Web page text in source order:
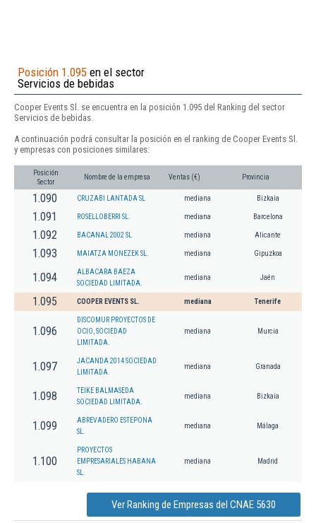
Posición 1.095 en el sector
Servicios de bebidas
Cooper Events Sl. se encuentra en la posición 1.095 del Ranking del sector
Servicios de bebidas.
A continuación podrá consultar la posición en el ranking de Cooper Events Sl.
y empresas con posiciones similares:
Posición
Sector
Nombre de la empresa Ventas (€) Provincia
1.090 CRUZABI LANTADA SL mediana Bizkaia
1.091 ROSELLOBERRI SL. mediana Barcelona
1.092 BACANAL 2002 SL mediana Alicante
1.093 MAIATZA MONEZEK SL. mediana Gipuzkoa
1.094
ALBACARA BAEZA
SOCIEDAD LIMITADA.
mediana Jaén
1.095 COOPER EVENTS SL. mediana Tenerife
1.096
DISCOMUR PROYECTOS DE
OCIO, SOCIEDAD
LIMITADA.
mediana Murcia
1.097
JACANDA 2014 SOCIEDAD
LIMITADA.
mediana Granada
1.098
TEIKE BALMASEDA
SOCIEDAD LIMITADA.
mediana Bizkaia
1.099
ABREVADERO ESTEPONA
SL.
mediana Málaga
1.100
PROYECTOS
EMPRESARIALES HABANA
SL.
mediana Madrid
Ver Ranking de Empresas del CNAE 5630